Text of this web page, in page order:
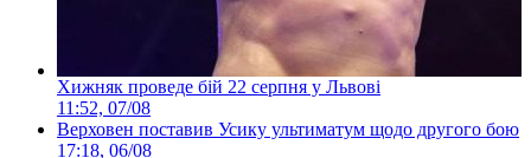
Хижняк проведе бій 22 серпня у Львові
11:52, 07/08
Верховен поставив Усику ультиматум щодо другого бою
17:18, 06/08